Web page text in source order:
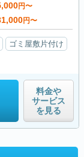
円〜
円〜
ゴミ屋敷片付け
料金や
サービス
を見る